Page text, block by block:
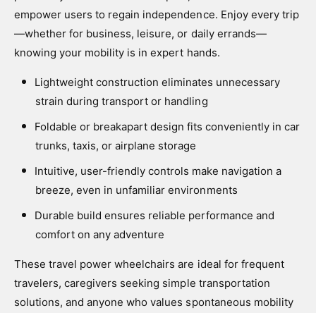
empower users to regain independence. Enjoy every trip
—whether for business, leisure, or daily errands—
knowing your mobility is in expert hands.
Lightweight construction eliminates unnecessary
strain during transport or handling
Foldable or breakapart design fits conveniently in car
trunks, taxis, or airplane storage
Intuitive, user-friendly controls make navigation a
breeze, even in unfamiliar environments
Durable build ensures reliable performance and
comfort on any adventure
These travel power wheelchairs are ideal for frequent
travelers, caregivers seeking simple transportation
solutions, and anyone who values spontaneous mobility